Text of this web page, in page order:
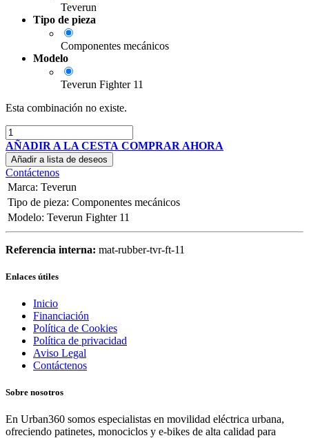
Teverun
Tipo de pieza
Componentes mecánicos
Modelo
Teverun Fighter 11
Esta combinación no existe.
AÑADIR A LA CESTA COMPRAR AHORA
Añadir a lista de deseos
Contáctenos
Marca: Teverun
Tipo de pieza: Componentes mecánicos
Modelo: Teverun Fighter 11
Referencia interna: mat-rubber-tvr-ft-11
Enlaces útiles
Inicio
Financiación
Política de Cookies
Política de privacidad
Aviso Legal
Contáctenos
Sobre nosotros
En Urban360 somos especialistas en movilidad eléctrica urbana,
ofreciendo patinetes, monociclos y e-bikes de alta calidad para